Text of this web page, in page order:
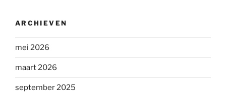
ARCHIEVEN
mei 2026
maart 2026
september 2025